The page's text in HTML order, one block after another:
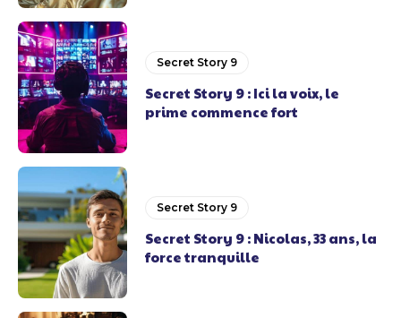
Secret Story 9
Secret Story 9 : Ici la voix, le
prime commence fort
Secret Story 9
Secret Story 9 : Nicolas, 33 ans, la
force tranquille